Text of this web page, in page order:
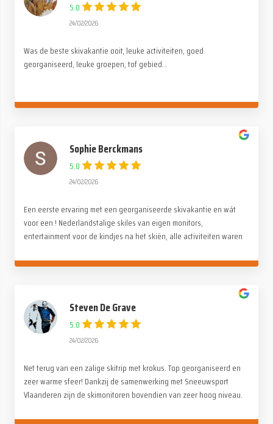
5.0
24/02/2026
Was de beste skivakantie ooit, leuke activiteiten, goed
georganiseerd, leuke groepen, tof gebied...
Sophie Berckmans
5.0
24/02/2026
Een eerste ervaring met een georganiseerde skivakantie en wát
voor een ! Nederlandstalige skiles van eigen monitors,
entertainment voor de kindjes na het skiën, alle activiteiten waren
genoten !
Steven De Grave
5.0
24/02/2026
Net terug van een zalige skitrip met krokus. Top georganiseerd en
zeer warme sfeer! Dankzij de samenwerking met Sneeuwsport
Vlaanderen zijn de skimonitoren bovendien van zeer hoog niveau.